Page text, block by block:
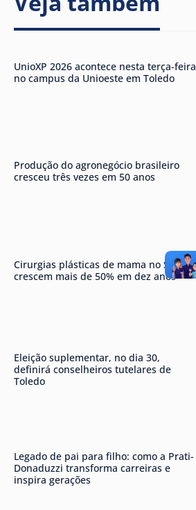
UnioXP 2026 acontece nesta terça-feira
no campus da Unioeste em Toledo
Produção do agronegócio brasileiro
cresceu três vezes em 50 anos
Cirurgias plásticas de mama no SUS
crescem mais de 50% em dez anos
Eleição suplementar, no dia 30,
definirá conselheiros tutelares de
Toledo
Legado de pai para filho: como a Prati-
Donaduzzi transforma carreiras e
inspira gerações